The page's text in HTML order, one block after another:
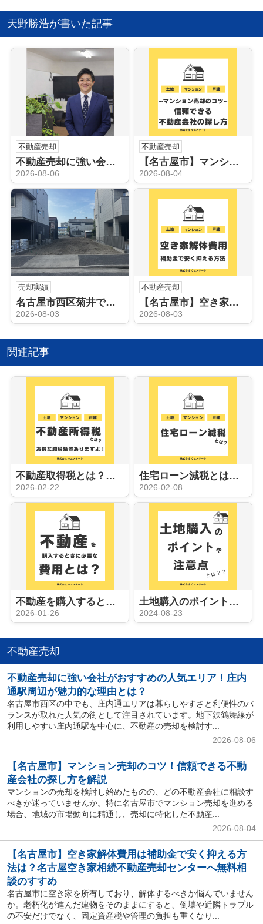
天野勝浩が書いた記事
不動産売却
不動産売却に強い会社がおすすめの人気エリア！庄内通駅周辺が魅力的な理由とは？
2026-08-06
不動産売却
【名古屋市】マンション売却のコツ！信頼できる不動産会社の探し方を解説
2026-08-04
売却実績
名古屋市西区菊井で実家の処分・不動産売却｜お客様から嬉しい口コミをいただきました
2026-08-03
不動産売却
【名古屋市】空き家解体費用は補助金で安く抑える方法は？名古屋空き家相続不動産売却センターへ無料相談のすすめ
2026-08-03
関連記事
不動産取得税とは？？減税処置あるの？名古屋空き家・相続売却センターが解説！
2026-02-22
住宅ローン減税とは？名古屋空き家・相続売却センターが解説！
2026-02-08
不動産を購入するときに必要な費用とは？？名古屋空き家・相続売却センターが解説！
2026-01-26
土地購入のポイントや注意点とは？？名古屋空き家・相続売却センターが解説！
2024-08-23
不動産売却
不動産売却に強い会社がおすすめの人気エリア！庄内
通駅周辺が魅力的な理由とは？
名古屋市西区の中でも、庄内通エリアは暮らしやすさと利便性のバ
ランスが取れた人気の街として注目されています。地下鉄鶴舞線が
利用しやすい庄内通駅を中心に、不動産の売却を検討す...
2026-08-06
【名古屋市】マンション売却のコツ！信頼できる不動
産会社の探し方を解説
マンションの売却を検討し始めたものの、どの不動産会社に相談す
べきか迷っていませんか。特に名古屋市でマンション売却を進める
場合、地域の市場動向に精通し、売却に特化した不動産...
2026-08-04
【名古屋市】空き家解体費用は補助金で安く抑える方
法は？名古屋空き家相続不動産売却センターへ無料相
談のすすめ
名古屋市に空き家を所有しており、解体するべきか悩んでいません
か。老朽化が進んだ建物をそのままにすると、倒壊や近隣トラブル
の不安だけでなく、固定資産税や管理の負担も重くなり...